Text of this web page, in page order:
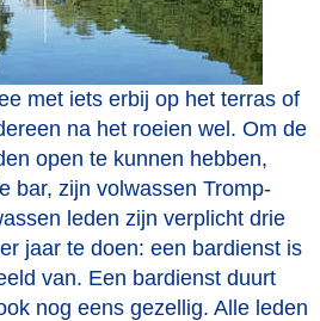
met iets erbij op het terras of
na het roeien wel. Om de
open te kunnen hebben,
bar, zijn volwassen Tromp-
leden zijn verplicht drie
jaar te doen: een bardienst is
van. Een bardienst duurt
nog eens gezellig. Alle leden